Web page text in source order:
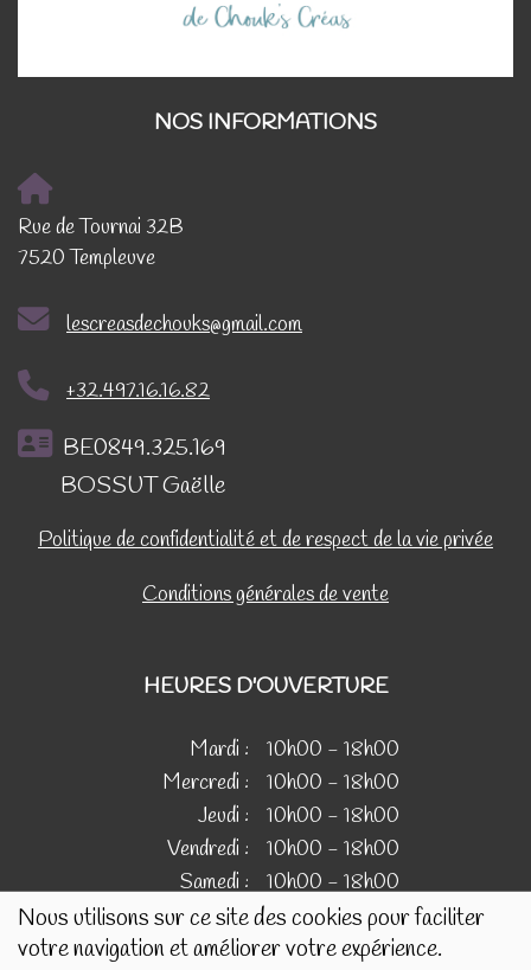
Nous utilisons sur ce site des cookies pour faciliter
votre navigation et améliorer votre expérience.
NOS INFORMATIONS
Rue de Tournai 32B
7520 Templeuve
lescreasdechouks@gmail.com
+32.497.16.16.82
BE0849.325.169
BOSSUT Gaëlle
Politique de confidentialité et de respect de la vie privée
Conditions générales de vente
HEURES D'OUVERTURE
Mardi :
10h00 - 18h00
Mercredi :
10h00 - 18h00
Jeudi :
10h00 - 18h00
Vendredi :
10h00 - 18h00
Samedi :
10h00 - 18h00